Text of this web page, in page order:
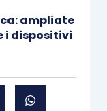
ampliate
i dispositivi